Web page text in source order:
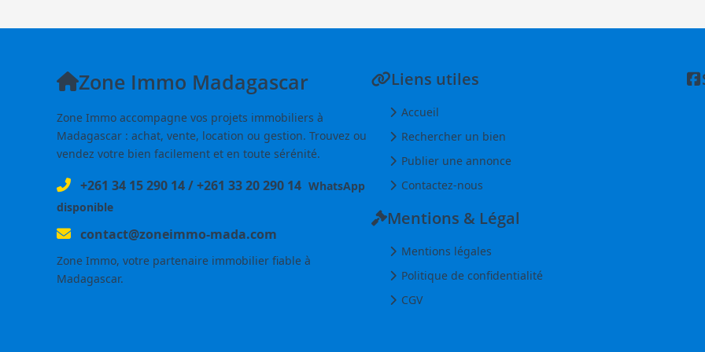
Zone Immo Madagascar
Zone Immo accompagne vos projets immobiliers à
Madagascar : achat, vente, location ou gestion. Trouvez ou
vendez votre bien facilement et en toute sérénité.
+261 34 15 290 14/+261 33 20 290 14 WhatsApp
disponible
contact@zoneimmo-mada.com
Zone Immo, votre partenaire immobilier fiable à
Madagascar.
Liens utiles
Accueil
Rechercher un bien
Publier une annonce
Contactez-nous
Mentions & Légal
Mentions légales
Politique de confidentialité
CGV